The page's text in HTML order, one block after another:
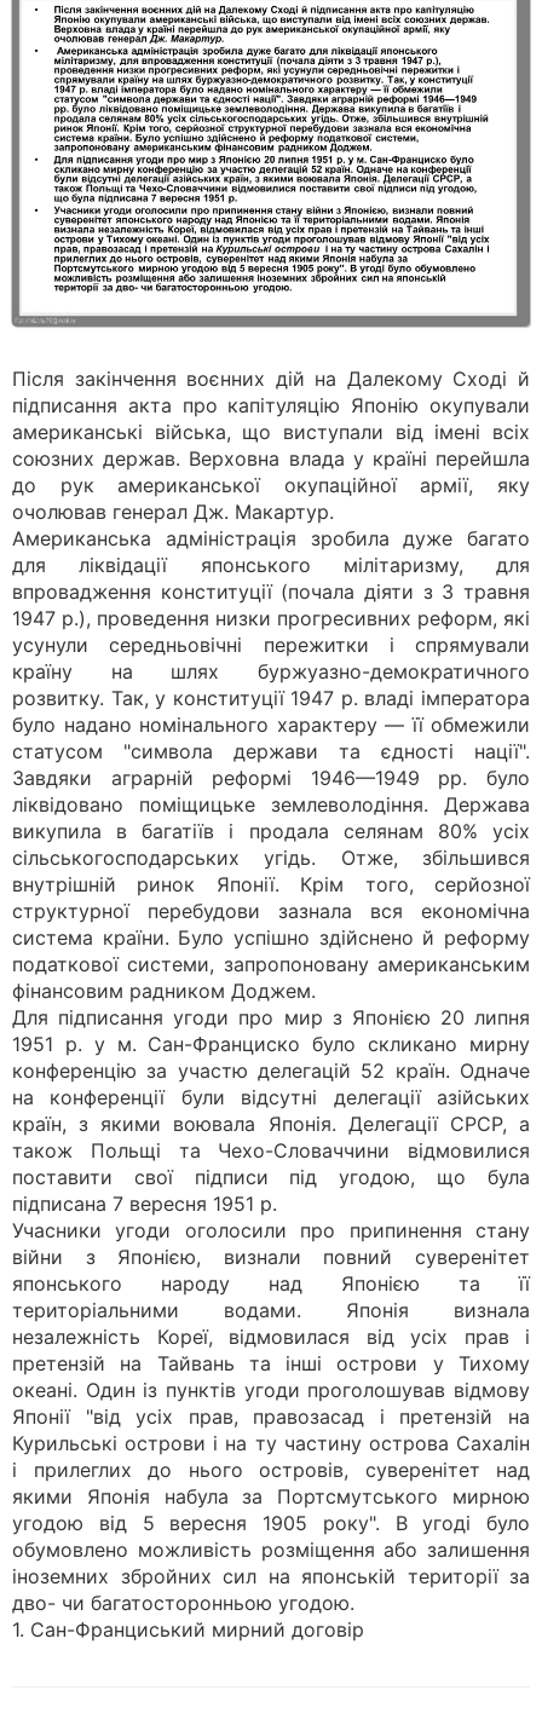
Після закінчення воєнних дій на Далекому Сході й
підписання акта про капітуляцію Японію окупували
американські війська, що виступали від імені всіх
союзних держав. Верховна влада у країні перейшла
до рук американської окупаційної армії, яку
очолював генерал Дж. Макартур.
Американська адміністрація зробила дуже багато
для ліквідації японського мілітаризму, для
впровадження конституції (почала діяти з 3 травня
1947 р.), проведення низки прогресивних реформ, які
усунули середньовічні пережитки і спрямували
країну на шлях буржуазно-демократичного
розвитку. Так, у конституції 1947 р. владі імператора
було надано номінального характеру — її обмежили
статусом "символа держави та єдності нації".
Завдяки аграрній реформі 1946—1949 рр. було
ліквідовано поміщицьке землеволодіння. Держава
викупила в багатіїв і продала селянам 80% усіх
сільськогосподарських угідь. Отже, збільшився
внутрішній ринок Японії. Крім того, серйозної
структурної перебудови зазнала вся економічна
система країни. Було успішно здійснено й реформу
податкової системи, запропоновану американським
фінансовим радником Доджем.
Для підписання угоди про мир з Японією 20 липня
1951 р. у м. Сан-Франциско було скликано мирну
конференцію за участю делегацій 52 країн. Одначе
на конференції були відсутні делегації азійських
країн, з якими воювала Японія. Делегації СРСР, а
також Польщі та Чехо-Словаччини відмовилися
поставити свої підписи під угодою, що була
підписана 7 вересня 1951 р.
Учасники угоди оголосили про припинення стану
війни з Японією, визнали повний суверенітет
японського народу над Японією та її
територіальними водами. Японія визнала
незалежність Кореї, відмовилася від усіх прав і
претензій на Тайвань та інші острови у Тихому
океані. Один із пунктів угоди проголошував відмову
Японії "від усіх прав, правозасад і претензій на
Курильські острови і на ту частину острова Сахалін
і прилеглих до нього островів, суверенітет над
якими Японія набула за Портсмутського мирною
угодою від 5 вересня 1905 року". В угоді було
обумовлено можливість розміщення або залишення
іноземних збройних сил на японській території за
дво- чи багатосторонньою угодою.
1. Сан-Франциський мирний договір